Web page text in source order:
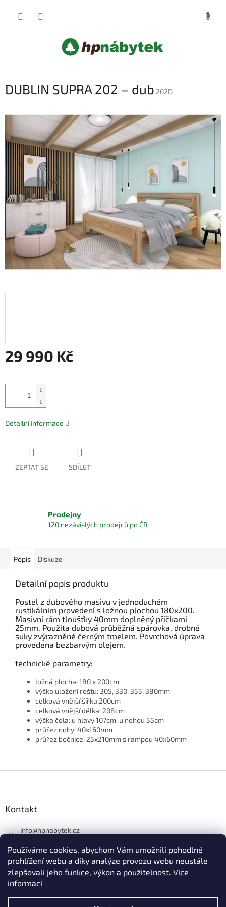
Používáme cookies, abychom Vám umožnili pohodlné
prohlížení webu a díky analýze provozu webu neustále
zlepšovali jeho funkce, výkon a použitelnost. Více
informací
DUBLIN SUPRA 202 – dub 202D
29 990 Kč
cena:
Detailní informace
ZEPTAT SE SDÍLET
Prodejny
120 nezávislých prodejců po ČR
Popis Diskuze
Detailní popis produktu
Postel z dubového masivu v jednoduchém
rustikálním provedení s ložnou plochou 180x200.
Masivní rám tloušťky 40mm doplněný příčkami
25mm. Použita dubová průběžná spárovka, drobné
suky zvýrazněné černým tmelem. Povrchová úprava
provedena bezbarvým olejem.
technické parametry:
ložná plocha: 180 x 200cm
výška uložení roštu: 305, 330, 355, 380mm
celková vnější šířka:200cm
celková vnější délka: 208cm
výška čela: u hlavy 107cm, u nohou 55cm
průřez nohy: 40x160mm
průřez bočnice: 25x210mm s rampou 40x60mm
í
Kontakt
info@hpnabytek.cz
HP masiv nábytek
hpmasivnabytek